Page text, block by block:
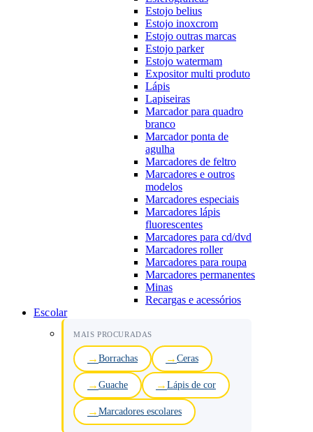
Estojo belius
Estojo inoxcrom
Estojo outras marcas
Estojo parker
Estojo watermam
Expositor multi produto
Lápis
Lapiseiras
Marcador para quadro
branco
Marcador ponta de
agulha
Marcadores de feltro
Marcadores e outros
modelos
Marcadores especiais
Marcadores lápis
fluorescentes
Marcadores para cd/dvd
Marcadores roller
Marcadores para roupa
Marcadores permanentes
Minas
Recargas e acessórios
Escolar
MAIS PROCURADAS
Borrachas Ceras
Guache Lápis de cor
Marcadores escolares